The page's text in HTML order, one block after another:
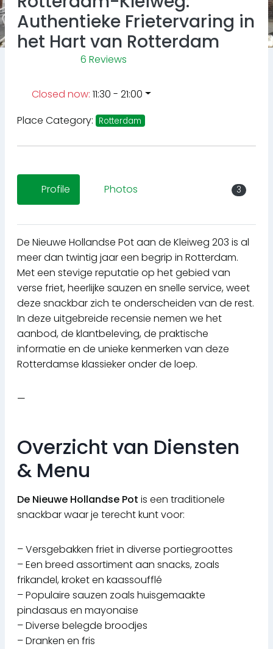
Authentieke Frietervaring in
het Hart van Rotterdam
6 Reviews
Closed now: 11:30 - 21:00
Place Category: Rotterdam
Profile Photos 3
De Nieuwe Hollandse Pot aan de Kleiweg 203 is al
meer dan twintig jaar een begrip in Rotterdam.
Met een stevige reputatie op het gebied van
verse friet, heerlijke sauzen en snelle service, weet
deze snackbar zich te onderscheiden van de rest.
In deze uitgebreide recensie nemen we het
aanbod, de klantbeleving, de praktische
informatie en de unieke kenmerken van deze
Rotterdamse klassieker onder de loep.
—
Overzicht van Diensten
& Menu
De Nieuwe Hollandse Pot is een traditionele
snackbar waar je terecht kunt voor:
– Versgebakken friet in diverse portiegroottes
– Een breed assortiment aan snacks, zoals
frikandel, kroket en kaassoufflé
– Populaire sauzen zoals huisgemaakte
pindasaus en mayonaise
– Diverse belegde broodjes
– Dranken en fris